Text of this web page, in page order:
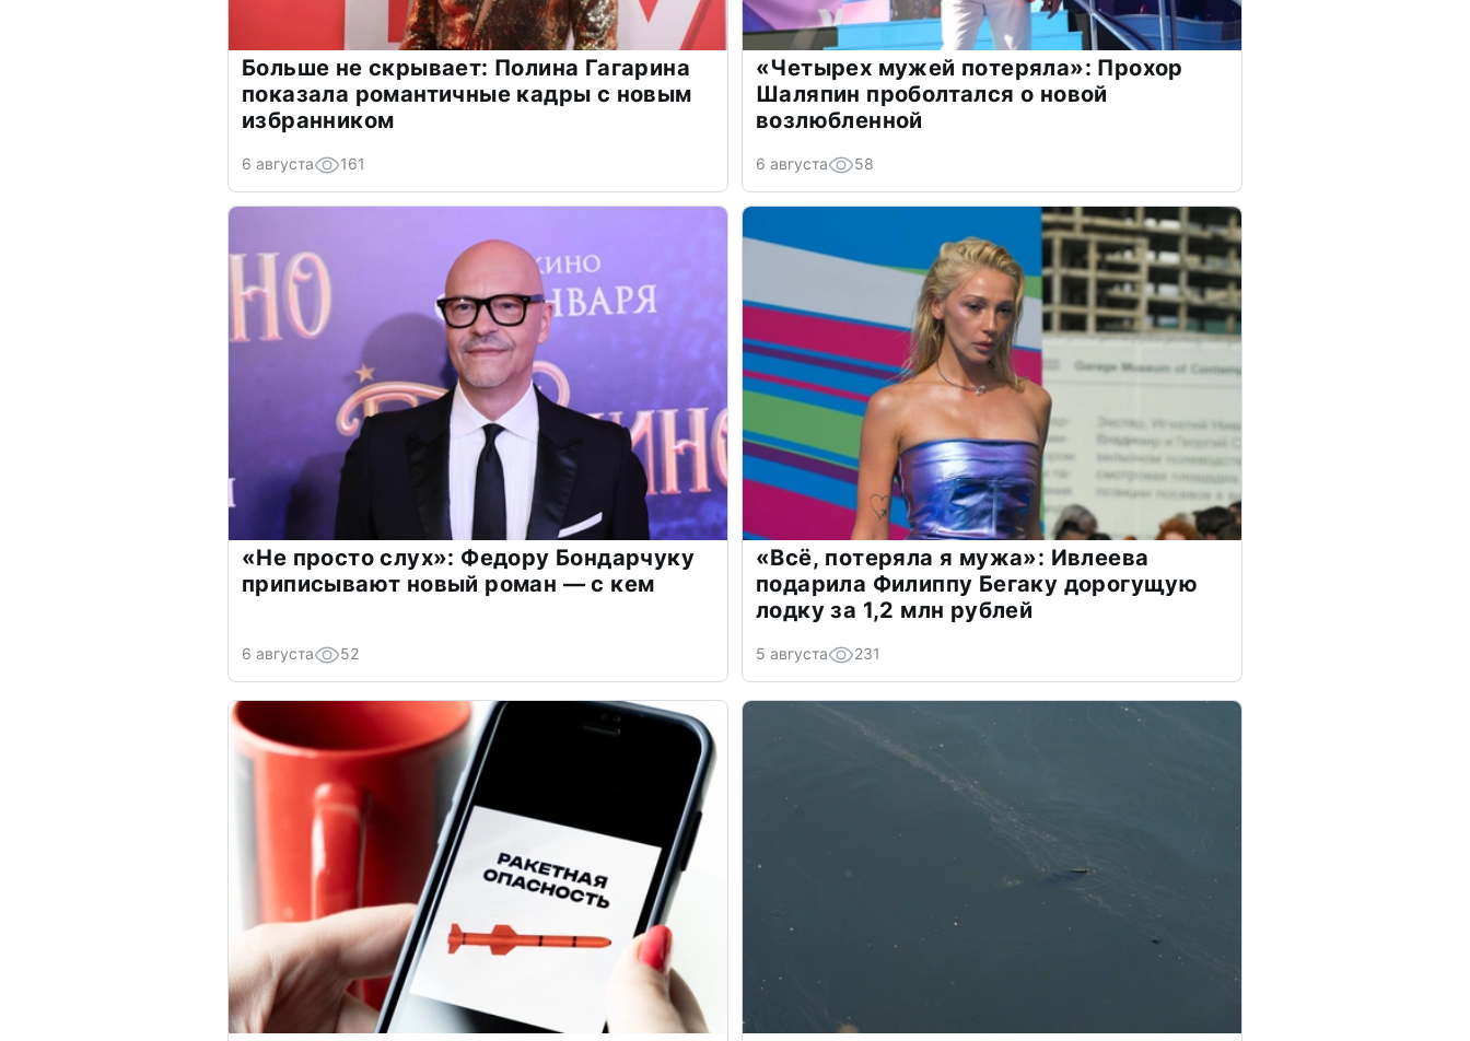
Больше не скрывает: Полина Гагарина
показала романтичные кадры с новым
избранником
6 августа 161
«Четырех мужей потеряла»: Прохор
Шаляпин проболтался о новой
возлюбленной
6 августа 58
«Не просто слух»: Федору Бондарчуку
приписывают новый роман — с кем
6 августа 52
«Всё, потеряла я мужа»: Ивлеева
подарила Филиппу Бегаку дорогущую
лодку за 1,2 млн рублей
5 августа 231